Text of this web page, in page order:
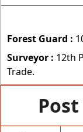
Forest Guard :
Surveyor : 12th
Trade.